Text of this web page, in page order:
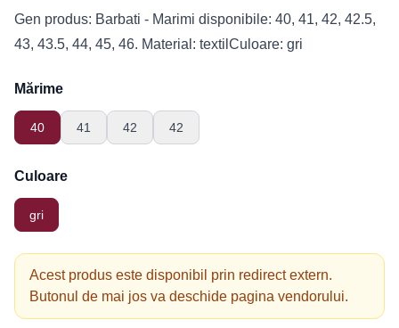
Gen produs: Barbati - Marimi disponibile: 40, 41, 42, 42.5,
43, 43.5, 44, 45, 46. Material: textilCuloare: gri
Mărime
40 41 42 42
Culoare
gri
Acest produs este disponibil prin redirect extern.
Butonul de mai jos va deschide pagina vendorului.